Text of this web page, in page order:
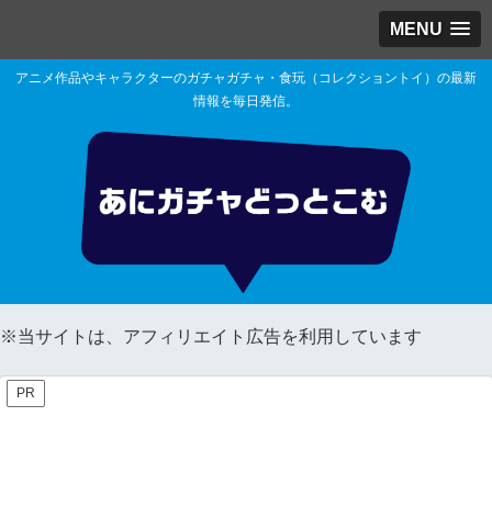
MENU
アニメ作品やキャラクターのガチャガチャ・食玩（コレクショントイ）の最新
情報を毎日発信。
※当サイトは、アフィリエイト広告を利用しています
PR